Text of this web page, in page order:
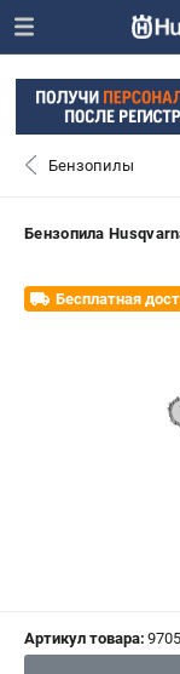
ИЗБРАННОЕ (
0 ₽
Бензопилы
Бензопила
Бесплатная
Артикул товара: